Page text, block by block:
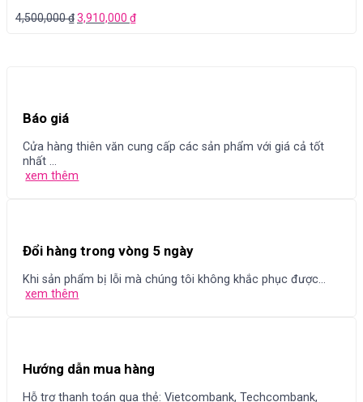
4,500,000₫3,910,000 ₫
Báo giá
Cửa hàng thiên văn cung cấp các sản phẩm với giá cả tốt
nhất ...
xem thêm
Đổi hàng trong vòng 5 ngày
Khi sản phẩm bị lỗi mà chúng tôi không khắc phục được...
xem thêm
Hướng dẫn mua hàng
Hỗ trợ thanh toán qua thẻ: Vietcombank, Techcombank,